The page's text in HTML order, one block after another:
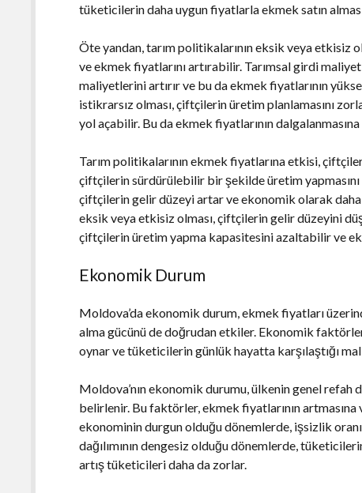
tüketicilerin daha uygun fiyatlarla ekmek satın
Öte yandan, tarım politikalarının eksik veya
ve ekmek fiyatlarını artırabilir. Tarımsal girdi
maliyetlerini artırır ve bu da ekmek fiyatlarının
istikrarsız olması, çiftçilerin üretim planlamasını
yol açabilir. Bu da ekmek fiyatlarının
Tarım politikalarının ekmek fiyatlarına etkisi,
çiftçilerin sürdürülebilir bir şekilde üretim yapmasını
çiftçilerin gelir düzeyi artar ve ekonomik olarak
eksik veya etkisiz olması, çiftçilerin gelir düzeyini
çiftçilerin üretim yapma kapasitesini azaltabilir ve
Ekonomik Durum
Moldova’da ekonomik durum, ekmek fiyatları
alma gücünü de doğrudan etkiler. Ekonomik
oynar ve tüketicilerin günlük hayatta karşılaştığı
Moldova’nın ekonomik durumu, ülkenin genel refah
belirlenir. Bu faktörler, ekmek fiyatlarının artmasına
ekonominin durgun olduğu dönemlerde, işsizlik
dağılımının dengesiz olduğu dönemlerde,
artış tüketicileri daha da zorlar.